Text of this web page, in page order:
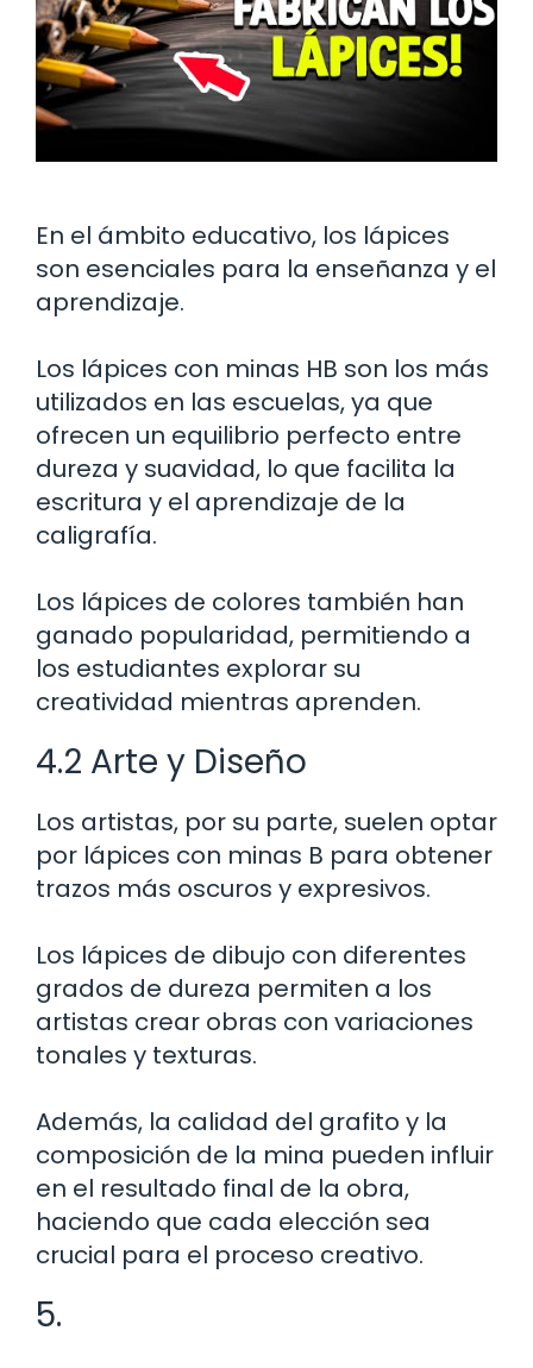
En el ámbito educativo, los lápices
son esenciales para la enseñanza y el
aprendizaje.
Los lápices con minas HB son los más
utilizados en las escuelas, ya que
ofrecen un equilibrio perfecto entre
dureza y suavidad, lo que facilita la
escritura y el aprendizaje de la
caligrafía.
Los lápices de colores también han
ganado popularidad, permitiendo a
los estudiantes explorar su
creatividad mientras aprenden.
4.2 Arte y Diseño
Los artistas, por su parte, suelen optar
por lápices con minas B para obtener
trazos más oscuros y expresivos.
Los lápices de dibujo con diferentes
grados de dureza permiten a los
artistas crear obras con variaciones
tonales y texturas.
Además, la calidad del grafito y la
composición de la mina pueden influir
en el resultado final de la obra,
haciendo que cada elección sea
crucial para el proceso creativo.
5.